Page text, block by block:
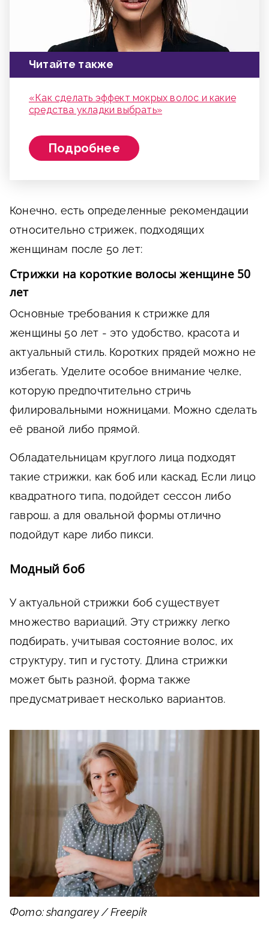
Читайте также
«Как сделать эффект мокрых волос и какие
средства укладки выбрать»
Подробнее
Конечно, есть определенные рекомендации
относительно стрижек, подходящих
женщинам после 50 лет:
Стрижки на короткие волосы женщине 50
лет
Основные требования к стрижке для
женщины 50 лет - это удобство, красота и
актуальный стиль. Коротких прядей можно не
избегать. Уделите особое внимание челке,
которую предпочтительно стричь
филировальными ножницами. Можно сделать
её рваной либо прямой.
Обладательницам круглого лица подходят
такие стрижки, как боб или каскад. Если лицо
квадратного типа, подойдет сессон либо
гаврош, а для овальной формы отлично
подойдут каре либо пикси.
Модный боб
У актуальной стрижки боб существует
множество вариаций. Эту стрижку легко
подбирать, учитывая состояние волос, их
структуру, тип и густоту. Длина стрижки
может быть разной, форма также
предусматривает несколько вариантов.
Фото: shangarey / Freepik